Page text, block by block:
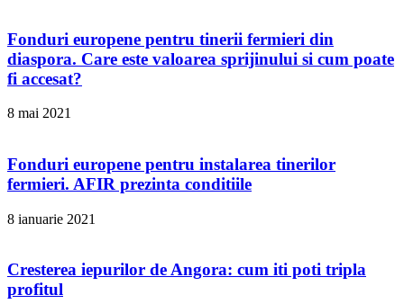
Fonduri europene pentru tinerii fermieri din
diaspora. Care este valoarea sprijinului si cum poate
fi accesat?
8 mai 2021
Fonduri europene pentru instalarea tinerilor
fermieri. AFIR prezinta conditiile
8 ianuarie 2021
Cresterea iepurilor de Angora: cum iti poti tripla
profitul